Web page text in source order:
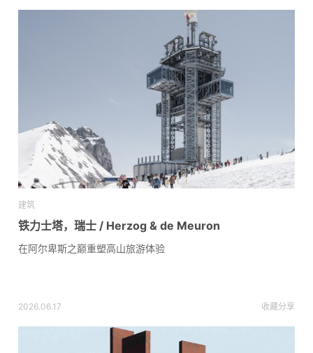
建筑
铁力士塔，瑞士 / Herzog & de Meuron
在阿尔卑斯之巅重塑高山旅游体验
2026.06.17 收藏分享